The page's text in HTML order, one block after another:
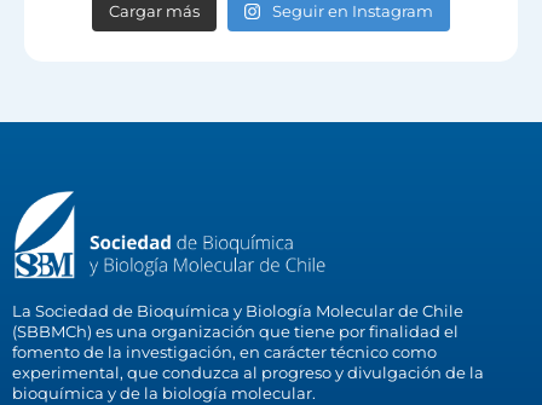
Cargar más Seguir en Instagram
La Sociedad de Bioquímica y Biología Molecular de Chile
(SBBMCh) es una organización que tiene por finalidad el
fomento de la investigación, en carácter técnico como
experimental, que conduzca al progreso y divulgación de la
bioquímica y de la biología molecular.